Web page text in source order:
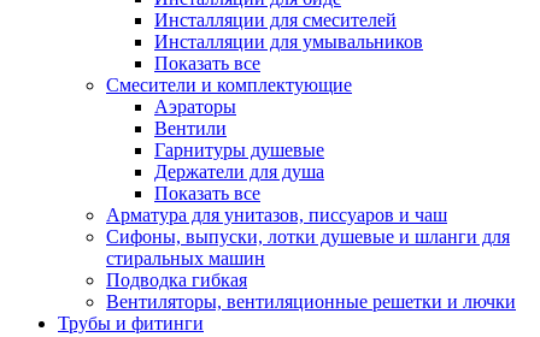
Инсталляции для смесителей
Инсталляции для умывальников
Показать все
Смесители и комплектующие
Аэраторы
Вентили
Гарнитуры душевые
Держатели для душа
Показать все
Арматура для унитазов, писсуаров и чаш
Сифоны, выпуски, лотки душевые и шланги для
стиральных машин
Подводка гибкая
Вентиляторы, вентиляционные решетки и лючки
Трубы и фитинги